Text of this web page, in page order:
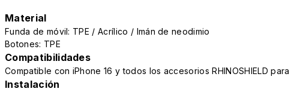
Material
Funda de móvil: TPE / Acrílico / Imán de neodimio
Botones: TPE
Compatibilidades
Compatible con iPhone 16 y todos los accesorios RHINOSHIELD para
Instalación